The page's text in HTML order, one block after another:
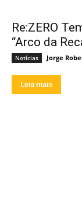
Re:ZERO
“Arco da
Notícias Jorge
Leia mais